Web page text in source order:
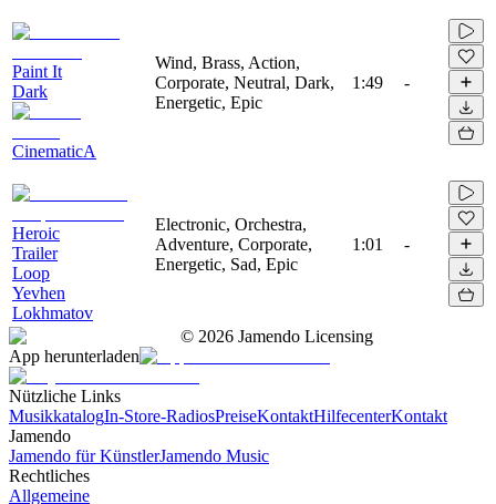
Paint It
Dark
CinematicA
Wind, Brass, Action,
Corporate, Neutral, Dark,
Energetic, Epic
1:49 -
Heroic
Trailer
Loop
Yevhen
Lokhmatov
Electronic, Orchestra,
Adventure, Corporate,
Energetic, Sad, Epic
1:01 -
© 2026 Jamendo Licensing
App herunterladen
Nützliche Links
MusikkatalogIn-Store-RadiosPreiseKontaktHilfecenterKontakt
Jamendo
Jamendo für KünstlerJamendo Music
Rechtliches
Allgemeine